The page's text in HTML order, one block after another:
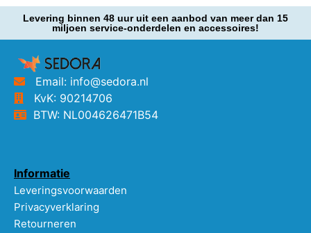
Levering binnen 48 uur uit een aanbod van meer dan 15
miljoen service-onderdelen en accessoires!
Email: info@sedora.nl
KvK: 90214706
BTW: NL004626471B54
Informatie
Leveringsvoorwaarden
Privacyverklaring
Retourneren